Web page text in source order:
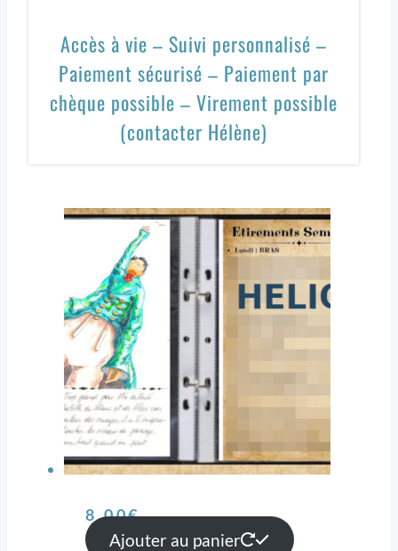
Accès à vie – Suivi personnalisé –
Paiement sécurisé – Paiement par
chèque possible – Virement possible
(contacter Hélène)
8,00€
Ajouter au panier